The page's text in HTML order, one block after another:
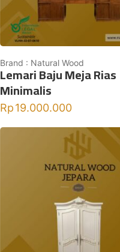
Brand : Natural Wood
Lemari Baju Meja Rias
Minimalis
Rp19.000.000